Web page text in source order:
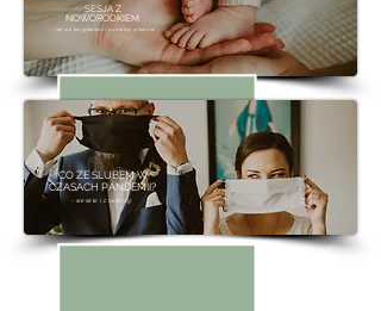
SESJA NARZECZEŃSKA
- czy jest potrzebna?
SESJA Z
NOWORODKIEM
- jak się przygotować i co należy wiedzieć
CO ZE ŚLUBEM W
CZASACH PANDEMII?
- wesele i covid-19